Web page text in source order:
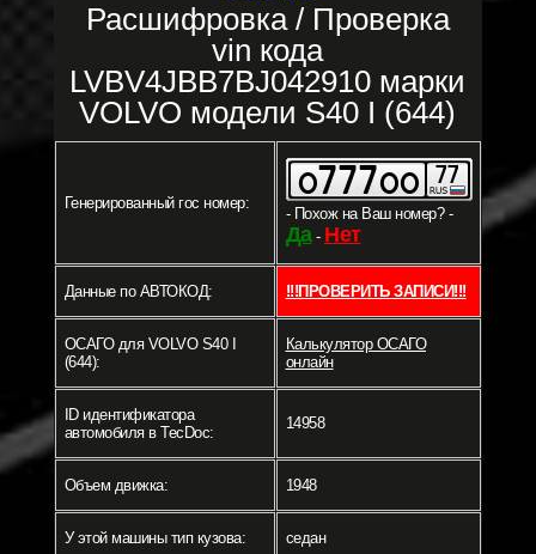
Расшифровка / Проверка
vin кода
LVBV4JBB7BJ042910 марки
VOLVO модели S40 I (644)
Генерированный гос номер:
- Похож на Ваш номер? -
Да- Нет
Данные по АВТОКОД: !!!ПРОВЕРИТЬ ЗАПИСИ!!!
ОСАГО для VOLVO S40 I
(644):
Калькулятор ОСАГО
онлайн
ID идентификатора
автомобиля в TecDoc:
14958
Объем движка: 1948
У этой машины тип кузова: седан